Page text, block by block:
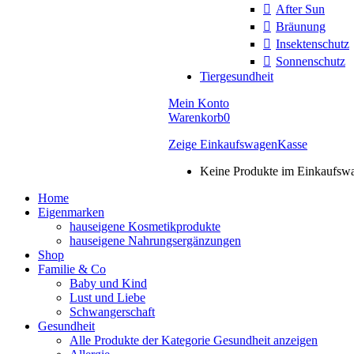
After Sun
Bräunung
Insektenschutz
Sonnenschutz
Tiergesundheit
Mein Konto
Warenkorb0
Zeige EinkaufswagenKasse
Keine Produkte im
Home
Eigenmarken
hauseigene Kosmetikprodukte
hauseigene Nahrungsergänzungen
Shop
Familie & Co
Baby und Kind
Lust und Liebe
Schwangerschaft
Gesundheit
Alle Produkte der Kategorie Gesundheit anzeigen